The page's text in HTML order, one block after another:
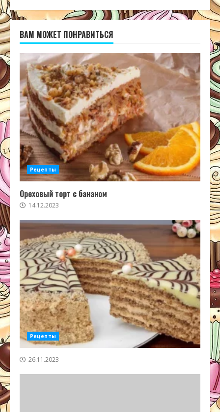
ВАМ МОЖЕТ ПОНРАВИТЬСЯ
Рецепты
Ореховый торт с бананом
14.12.2023
Рецепты
26.11.2023